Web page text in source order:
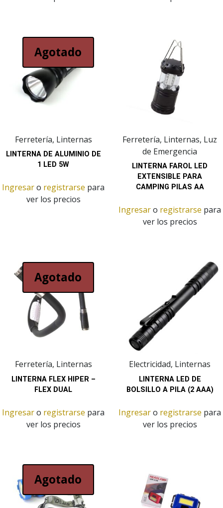
Agotado
Ferretería, Linternas
LINTERNA DE ALUMINIO DE
1 LED 5W
Ingresaro registrarse para
ver los precios
Ferretería, Linternas, Luz
de Emergencia
LINTERNA FAROL LED
EXTENSIBLE PARA
CAMPING PILAS AA
Ingresaro registrarse para
ver los precios
Agotado
Ferretería, Linternas
LINTERNA FLEX HIPER –
FLEX DUAL
Ingresaro registrarse para
ver los precios
Electricidad, Linternas
LINTERNA LED DE
BOLSILLO A PILA (2 AAA)
Ingresaro registrarse para
ver los precios
Agotado